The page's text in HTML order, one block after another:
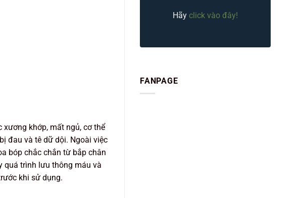
khớp, mất ngủ, cơ thể
đau và tê dữ dội. Ngoài việc
bóp chắc chắn từ bắp chân
quá trình lưu thông máu và
khi sử dụng.
Hãy click vào đây!
FANPAGE